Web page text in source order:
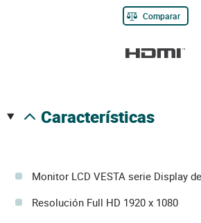
Comparar
características
Monitor LCD VESTA serie Display
Resolución Full HD 1920 x 1080